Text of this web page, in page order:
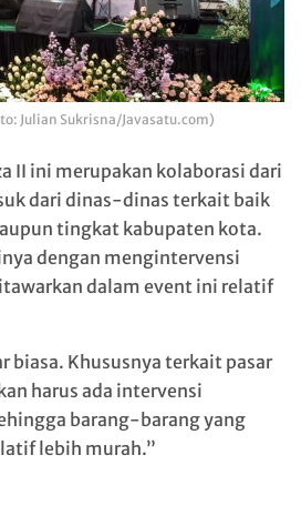
Julian Sukrisna/Javasatu.com)
II ini merupakan kolaborasi dari
dari dinas-dinas terkait baik
tingkat kabupaten kota.
dengan mengintervensi
dalam event ini relatif
biasa. Khususnya terkait pasar
harus ada intervensi
barang-barang yang
lebih murah.”